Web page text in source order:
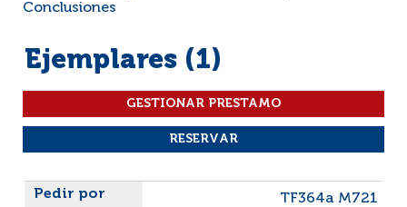
Conclusiones
Ejemplares (1)
Liste des exemplaires
TF364a M721